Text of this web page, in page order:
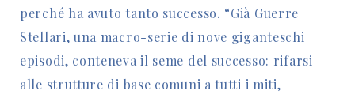
perché ha avuto tanto successo. “Già Guerre
Stellari, una macro-serie di nove giganteschi
episodi, conteneva il seme del successo: rifarsi
alle strutture di base comuni a tutti i miti,